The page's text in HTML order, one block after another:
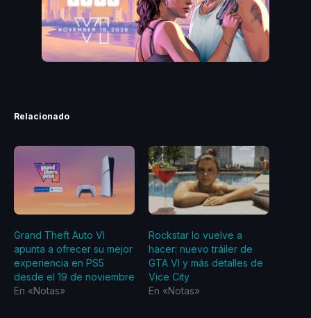
Relacionado
Grand Theft Auto VI
apunta a ofrecer su mejor
experiencia en PS5
desde el 19 de noviembre
En «Notas»
Rockstar lo vuelve a
hacer: nuevo tráiler de
GTA VI y más detalles de
Vice City
En «Notas»